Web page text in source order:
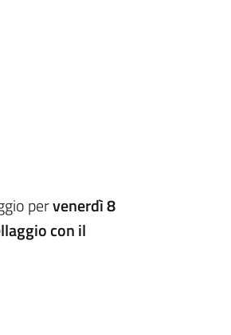
pervenerdì 8
con il